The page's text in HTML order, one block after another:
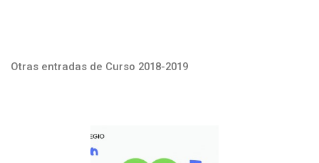
Otras entradas de Curso 2018-2019